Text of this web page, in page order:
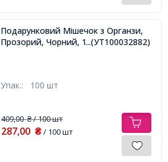
Подарунковий Мішечок з Органзи,
Прозорий, Чорний, 15х10см,...(УТ100032882)
Упак.: 100 шт
409,00₴/ 100 шт
287,00 ₴/ 100 шт